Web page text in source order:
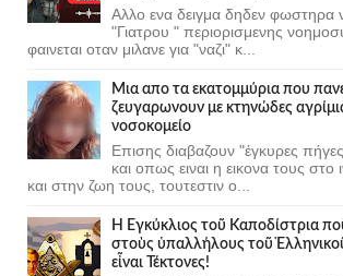
Αλλο ενα δειγμα δηδεν φωστηρα
"Γιατρου " περιορισμενης
φαινεται οταν μιλανε για "ναζι" κ...
Μια απο τα εκατομμύρια που
ζευγαρωνουν με κτηνώδες
νοσοκομείο
Επισης διαβαζουν "έγκυρες
και οπως ειναι η εικονα τους στο
και στην ζωη τους, τουτεστιν ο...
Ἡ Ἐγκύκλιος τοῦ Καποδίστρια
στοὺς ὑπαλλήλους τοῦ
εἶναι Τέκτονες!